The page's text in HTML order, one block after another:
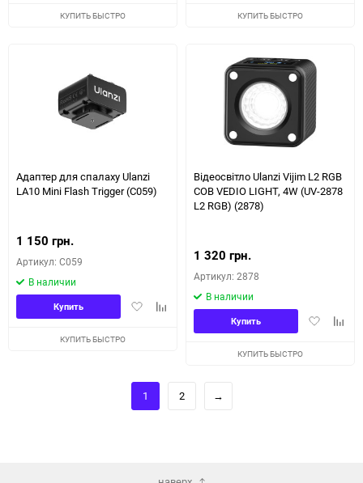
КУПИТЬ БЫСТРО КУПИТЬ БЫСТРО
Адаптер для спалаху Ulanzi
LA10 Mini Flash Trigger (C059)
1 150 грн.
Артикул: C059
В наличии
ДобавитьДобавить
сравнению
Купить
КУПИТЬ БЫСТРО
Відеосвітло Ulanzi Vijim L2 RGB
COB VEDIO LIGHT, 4W (UV-2878
L2 RGB) (2878)
1 320 грн.
Артикул: 2878
В наличии
Добавить
Купить
КУПИТЬ БЫСТРО
1 2 →